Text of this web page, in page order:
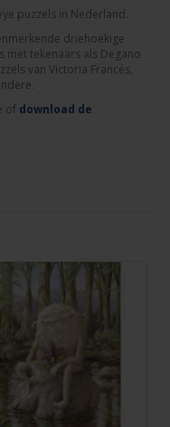
puzzels in Nederland.
driehoekige
met tekenaars als Degano
van Victoria Francés,
of download de